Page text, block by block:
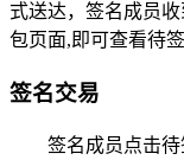
式送达，签名成员
包页面,即可查看待
签名交易
签名成员点击